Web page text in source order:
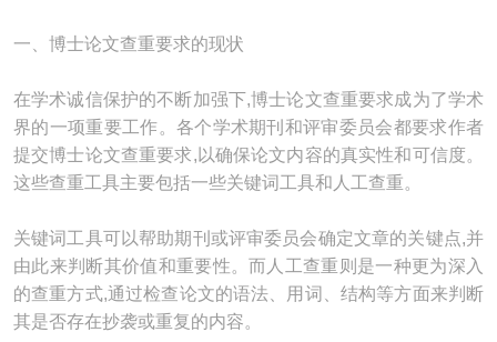
一、博士论文查重要求的现状
在学术诚信保护的不断加强下,博士论文查重要求成为了学术
界的一项重要工作。各个学术期刊和评审委员会都要求作者
提交博士论文查重要求,以确保论文内容的真实性和可信度。
这些查重工具主要包括一些关键词工具和人工查重。
关键词工具可以帮助期刊或评审委员会确定文章的关键点,并
由此来判断其价值和重要性。而人工查重则是一种更为深入
的查重方式,通过检查论文的语法、用词、结构等方面来判断
其是否存在抄袭或重复的内容。